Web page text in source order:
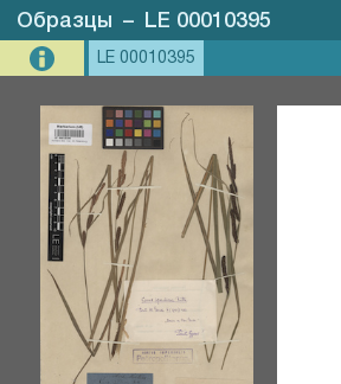
Образцы – LE 00010395
LE 00010395